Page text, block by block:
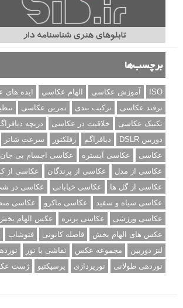
برچسب‌ها
ISO آموزش عکاسی الهام عکاسی ایده
ترفند عکاسی
ترکیب بندی تمرین عکاسی
تکنیک عکاسی
خلاقیت در عکاسی
دریچه
دوربین DSLR
دیافراگم رفلکتور سرعت شاتر
عکاسی
عکاسی آبستره
عکاسی اجسام بی جان
عکاسی از مدل
عکاسی از پرندگان
عکاسی از
عکاسی از گل ها
عکاسی خیابانی
عکاسی در
عکاسی سیاه و سفید
عکاسی ماکرو
عکاسی
عکاسی ورزشی
عکاسی پرتره
عکس الهام
عکس های الهام بخش
فاصله کانونی فتوشاپ
لنز دوربین
مجموعه عکس نقاشی با نور
نوردهی طولانی
نورپردازی پرسپکتیو ژست